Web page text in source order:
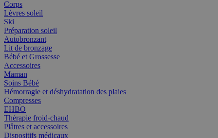
Corps
Lèvres soleil
Ski
Préparation soleil
Autobronzant
Lit de bronzage
Bébé et Grossesse
Accessoires
Maman
Soins Bébé
Hémorragie et déshydratation des plaies
Compresses
EHBO
Thérapie froid-chaud
Plâtres et accessoires
Dispositifs médicaux